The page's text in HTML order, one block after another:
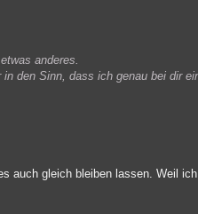
anderes.
den Sinn, dass ich genau bei dir
auch gleich bleiben lassen. Weil